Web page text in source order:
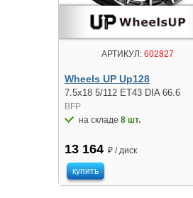
АРТИКУЛ:602827
Wheels UP Up128
7.5x18 5/112 ET43 DIA 66.6
BFP
на складе 8 шт.
13 164 ₽ / диск
купить